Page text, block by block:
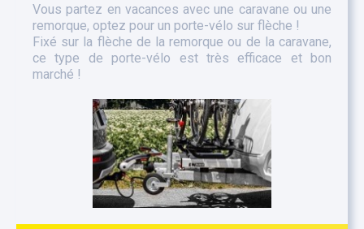
Vous partez en vacances avec une caravane ou une
remorque, optez pour un porte-vélo sur flèche !
Fixé sur la flèche de la remorque ou de la caravane,
ce type de porte-vélo est très efficace et bon
marché !